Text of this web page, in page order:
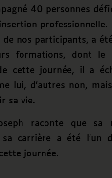
40 personnes
professionnelle.
de nos participants, a
formations, dont le
cette journée, il a
lui, d’autres non,
sa vie.
raconte que sa
sa carrière a été l’un
journée.